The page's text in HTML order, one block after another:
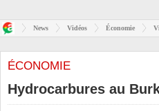
News Vidéos Économie
ÉCONOMIE
Hydrocarbures au